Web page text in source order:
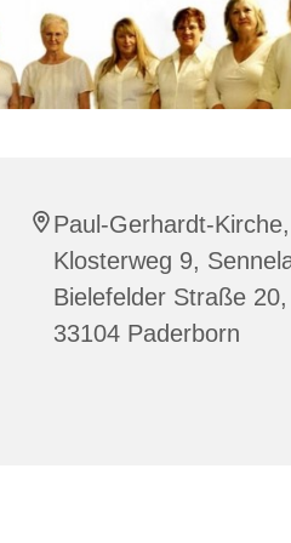
Paul-Gerhardt-Kirche,
Klosterweg 9,
Bielefelder Straße 20,
33104 Paderborn